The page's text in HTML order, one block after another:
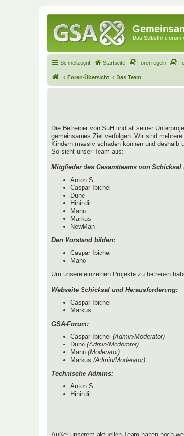
Das Selbsthilfeforum
Schnellzugriff Startseite Forenregeln
Foren-Übersicht Das Team
Die Betreiber von SuH und all seiner
gemeinsames Ziel verfolgen. Wir sind
Kindern massiv schaden können und deshalb
So sieht unser Team aus:
Mitglieder des Gesamtteams von Schicksal
Anton S
Caspar Ibichei
Dune
Hinindil
Mano
Markus
NewMan
Den Vorstand bilden:
Caspar Ibichei
Mano
Um unsere einzelnen Projekte zu betreuen
Webseite Schicksal und Herausforderung:
Caspar Ibichei
Markus
GSA-Forum:
Caspar Ibichei (Admin/Moderator)
Dune (Admin/Moderator)
Mano (Moderator)
Markus (Admin/Moderator)
Technische Admins:
Anton S
Hinindil
Außer unserem aktuellen Team haben noch